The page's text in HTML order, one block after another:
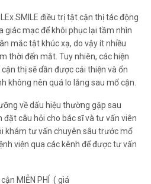
SMILE điều trị tật cận thị tác động
giác mạc để khôi phục lại tầm nhìn
mắctật khúc xạ, do vậy ít nhiều
thời đến mắt. Tuy nhiên, các hiện
thị sẽ dần được cải thiện và ổn
không nên quá lo lắng sau mổ cận.
về dấu hiệu thường gặp sau
câu hỏi cho bác sĩ và tư vấn viên
khám tư vấn chuyên sâu trước mổ
viện qua các kênh để được tư vấn
MIỄN PHÍ ( giá